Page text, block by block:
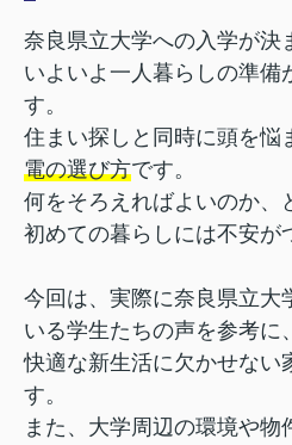
奈良県立大学への入学が決
いよいよ一人暮らしの準備
す。
住まい探しと同時に頭を悩
電の選び方です。
何をそろえればよいのか、
初めての暮らしには不安が
今回は、実際に奈良県立大
いる学生たちの声を参考に、
快適な新生活に欠かせない
す。
また、大学周辺の環境や物